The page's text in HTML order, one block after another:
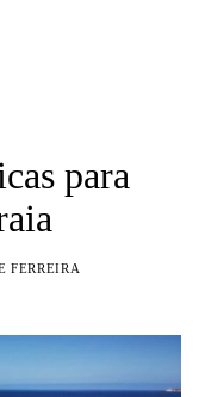
para
FERREIRA